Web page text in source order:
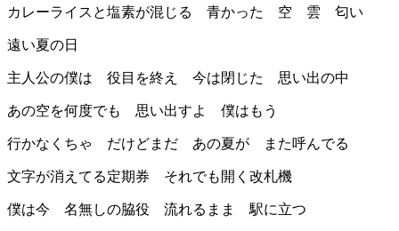
カレーライスと塩素が混じる 青かった 空 雲 匂い
遠い夏の日
主人公の僕は 役目を終え 今は閉じた 思い出の中
あの空を何度でも 思い出すよ 僕はもう
行かなくちゃ だけどまだ あの夏が また呼んでる
文字が消えてる定期券 それでも開く改札機
僕は今 名無しの脇役 流れるまま 駅に立つ